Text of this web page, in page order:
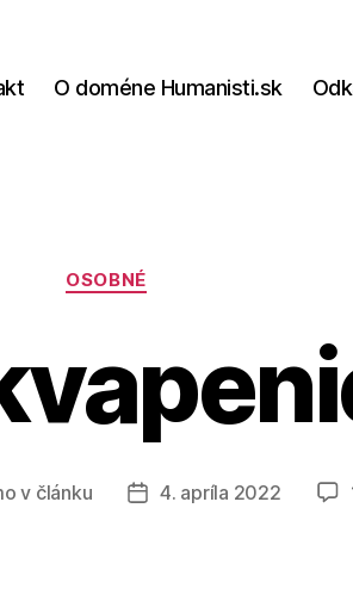
O doméne Humanisti.sk
Kategórie
OSOBNÉ
v článku
Dátum
4. apríla 2022